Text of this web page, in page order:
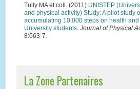
Tully MA et coll. (2011) UNISTEP
and physical activity) Study: A pilot study
accumulating 10,000 steps on health
University students. Journal of Physical
8:663-7.
La Zone Partenaires